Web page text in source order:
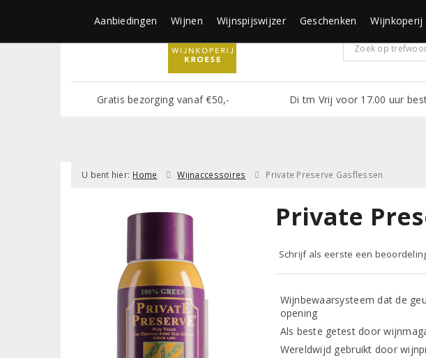
Gratis bezorging vanaf €50,- Di tm Vrij voor 17.00 uur
Aanbiedingen Wijnen Wijnspijswijzer Geschenken Wijnkoperij
U bent hier: Home Wijnaccessoires Private Preserve Gasflessen
Private
Schrijf als eerste een
Wijnbewaarsysteem dat de
opening
Als beste getest door
Wereldwijd gebruikt door